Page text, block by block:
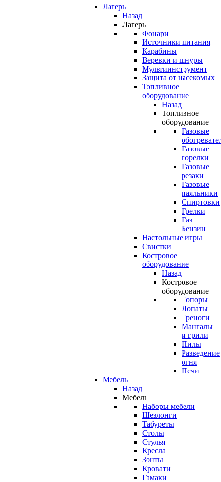
Лагерь
Назад
Лагерь
Фонари
Источники питания
Карабины
Веревки и шнуры
Мультиинструмент
Защита от насекомых
Топливное
оборудование
Назад
Топливное
оборудование
Газовые
Газовые
горелки
Газовые
резаки
Газовые
паяльники
Спиртовки
Грелки
Газ
Бензин
Настольные игры
Свистки
Костровое
оборудование
Назад
Костровое
оборудование
Топоры
Лопаты
Треноги
Мангалы
и грили
Пилы
Разведение
огня
Печи
Мебель
Назад
Мебель
Наборы мебели
Шезлонги
Табуреты
Столы
Стулья
Кресла
Зонты
Кровати
Гамаки